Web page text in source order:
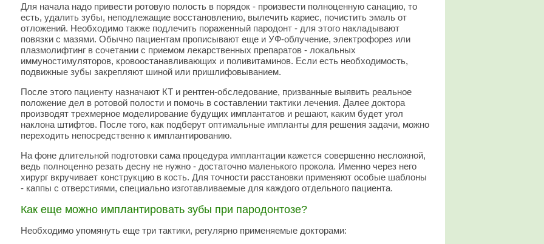
Для начала надо привести ротовую полость в порядок - произвести полноценную санацию, то
есть, удалить зубы, неподлежащие восстановлению, вылечить кариес, почистить эмаль от
отложений. Необходимо также подлечить пораженный пародонт - для этого накладывают
повязки с мазями. Обычно пациентам прописывают еще и УФ-облучение, электрофорез или
плазмолифтинг в сочетании с приемом лекарственных препаратов - локальных
иммуностимуляторов, кровоостанавливающих и поливитаминов. Если есть необходимость,
подвижные зубы закрепляют шиной или пришлифовыванием.
После этого пациенту назначают КТ и рентген-обследование, призванные выявить реальное
положение дел в ротовой полости и помочь в составлении тактики лечения. Далее доктора
производят трехмерное моделирование будущих имплантатов и решают, каким будет угол
наклона штифтов. После того, как подберут оптимальные импланты для решения задачи, можно
переходить непосредственно к имплантированию.
На фоне длительной подготовки сама процедура имплантации кажется совершенно несложной,
ведь полноценно резать десну не нужно - достаточно маленького прокола. Именно через него
хирург вкручивает конструкцию в кость. Для точности расстановки применяют особые шаблоны
- каппы с отверстиями, специально изготавливаемые для каждого отдельного пациента.
Как еще можно имплантировать зубы при пародонтозе?
Необходимо упомянуть еще три тактики, регулярно применяемые докторами: